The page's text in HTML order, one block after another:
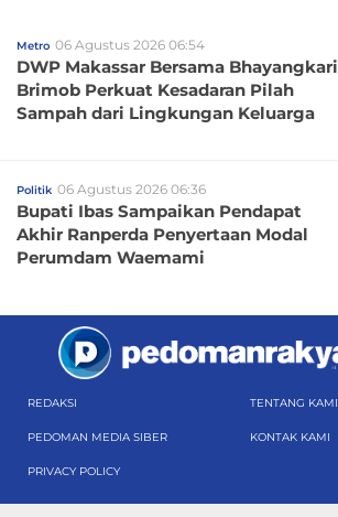
Metro 06 Agustus 2026 06:54
DWP Makassar Bersama Bhayangkari
Brimob Perkuat Kesadaran Pilah
Sampah dari Lingkungan Keluarga
Politik 06 Agustus 2026 06:36
Bupati Ibas Sampaikan Pendapat
Akhir Ranperda Penyertaan Modal
Perumdam Waemami
REDAKSI TENTANG KAMI
PEDOMAN MEDIA SIBER KONTAK KAMI
PRIVACY POLICY